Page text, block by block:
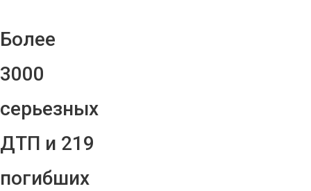
Более
3000
серьезных
ДТП и 219
погибших